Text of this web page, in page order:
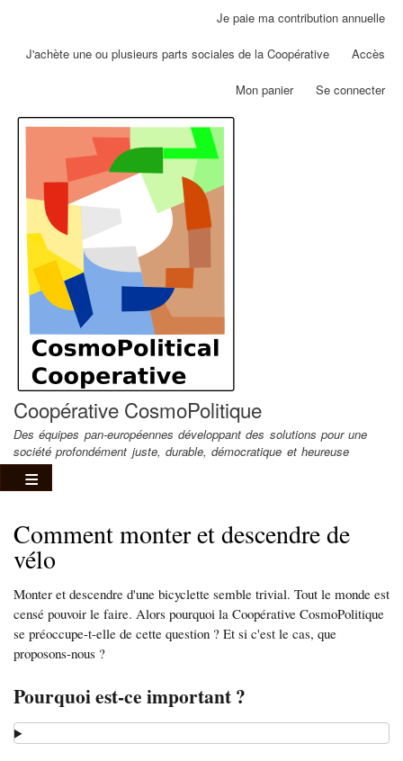
Aller
contenu
Je paie ma contribution annuelle
J'achète une ou plusieurs parts sociales de la Coopérative Accès
Mon panier Se connecter
Coopérative CosmoPolitique
Des équipes pan-européennes développant des solutions pour une
société profondément juste, durable, démocratique et heureuse
Comment monter et descendre de
vélo
Monter et descendre d'une bicyclette semble trivial. Tout le monde est
censé pouvoir le faire. Alors pourquoi la Coopérative CosmoPolitique
se préoccupe-t-elle de cette question ? Et si c'est le cas, que
proposons-nous ?
Pourquoi est-ce important ?